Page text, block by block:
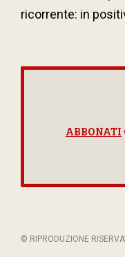
ricorrente: in
ABBONATI
© RIPRODUZIONE